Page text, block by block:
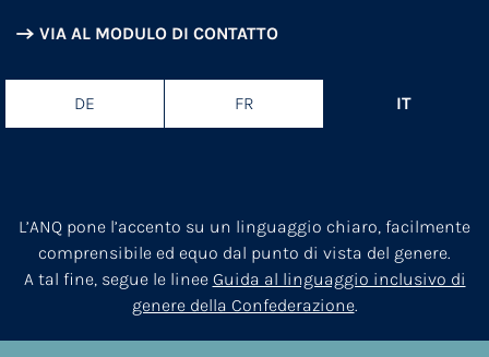
VIA AL MODULO DI CONTATTO
DE FR IT
L’ANQ pone l’accento su un linguaggio chiaro, facilmente
comprensibile ed equo dal punto di vista del genere.
A tal fine, segue le linee Guida al linguaggio inclusivo di
genere della Confederazione.